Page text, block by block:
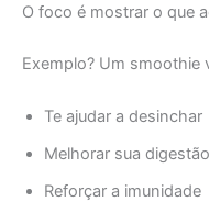
O foco é mostrar o que
Exemplo? Um smoothie
Te ajudar a desinchar
Melhorar sua digestão
Reforçar a imunidade